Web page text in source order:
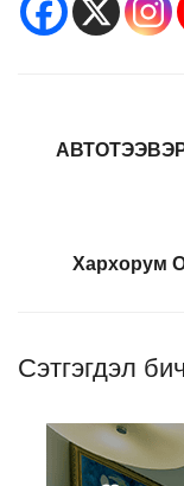
Хархорум
Сэтгэгдэл